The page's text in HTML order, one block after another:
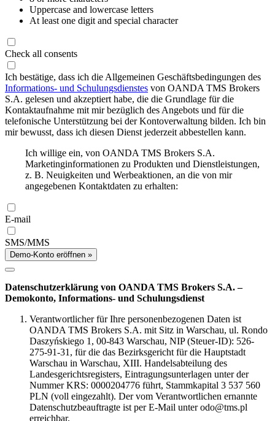
Uppercase and lowercase letters
At least one digit and special character
Check all consents
Ich bestätige, dass ich die Allgemeinen Geschäftsbedingungen des
Informations- und Schulungsdienstes von OANDA TMS Brokers
S.A. gelesen und akzeptiert habe, die die Grundlage für die
Kontaktaufnahme mit mir bezüglich des Angebots und für die
telefonische Unterstützung bei der Kontoverwaltung bilden. Ich bin
mir bewusst, dass ich diesen Dienst jederzeit abbestellen kann.
Ich willige ein, von OANDA TMS Brokers S.A.
Marketinginformationen zu Produkten und Dienstleistungen,
z. B. Neuigkeiten und Werbeaktionen, an die von mir
angegebenen Kontaktdaten zu erhalten:
E-mail
SMS/MMS
Demo-Konto eröffnen »
Datenschutzerklärung von OANDA TMS Brokers S.A. –
Demokonto, Informations- und Schulungsdienst
Verantwortlicher für Ihre personenbezogenen Daten ist
OANDA TMS Brokers S.A. mit Sitz in Warschau, ul. Rondo
Daszyńskiego 1, 00-843 Warschau, NIP (Steuer-ID): 526-
275-91-31, für die das Bezirksgericht für die Hauptstadt
Warschau in Warschau, XIII. Handelsabteilung des
Landesgerichtsregisters, Eintragungsunterlagen unter der
Nummer KRS: 0000204776 führt, Stammkapital 3 537 560
PLN (voll eingezahlt). Der vom Verantwortlichen ernannte
Datenschutzbeauftragte ist per E-Mail unter odo@tms.pl
erreichbar.